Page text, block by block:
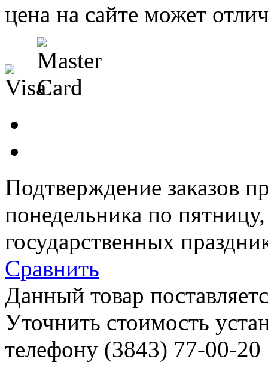
цена на сайте может
Подтверждение заказов
понедельника по
государственных
Сравнить
Данный товар
Уточнить стоимость
телефону (3843) 77-00-20